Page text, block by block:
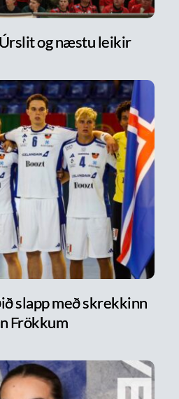
og næstu leikir
slapp með skrekkinn
Frökkum